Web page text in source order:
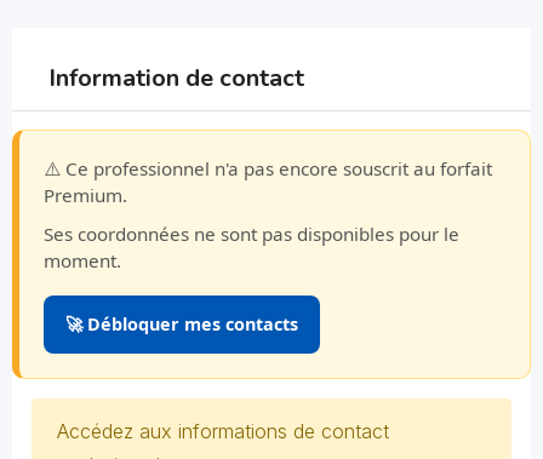
Information de contact
⚠️ Ce professionnel n'a pas encore souscrit au forfait
Premium.
Ses coordonnées ne sont pas disponibles pour le
moment.
🚀 Débloquer mes contacts
Accédez aux informations de contact